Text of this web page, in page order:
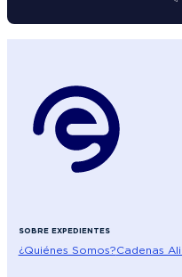
SOBRE EXPEDIENTES
¿Quiénes Somos?Cadenas